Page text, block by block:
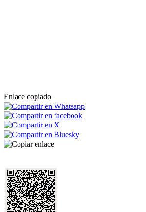
Enlace copiado